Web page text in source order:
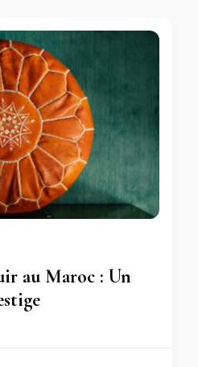
au Maroc : Un